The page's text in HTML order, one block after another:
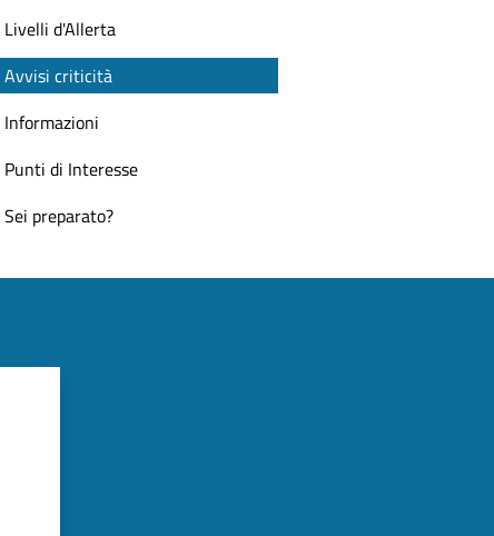
Livelli d'Allerta
Avvisi criticità
Informazioni
Punti di Interesse
Sei preparato?